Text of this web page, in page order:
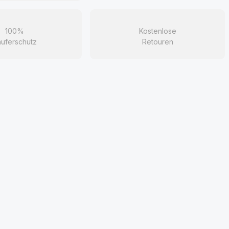
100%
Kostenlose
Retouren